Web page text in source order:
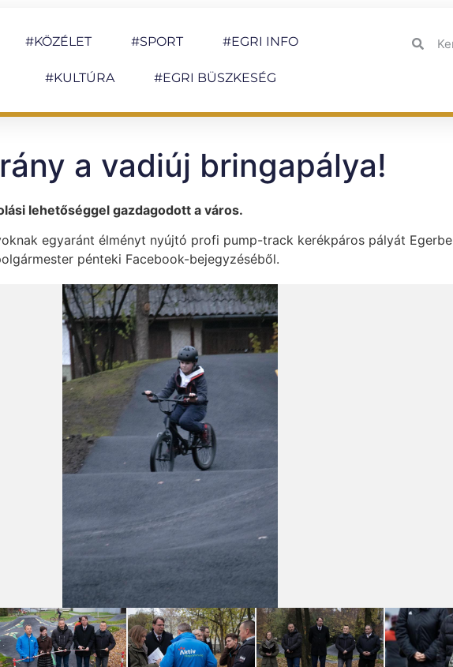
#KÖZÉLET #SPORT #EGRI INFO
#KULTÚRA #EGRI BÜSZKESÉG
a vadiúj bringapálya!
lehetőséggel gazdagodott a város.
egyaránt élményt nyújtó profi pump-track kerékpáros pályát
pénteki Facebook-bejegyzéséből.